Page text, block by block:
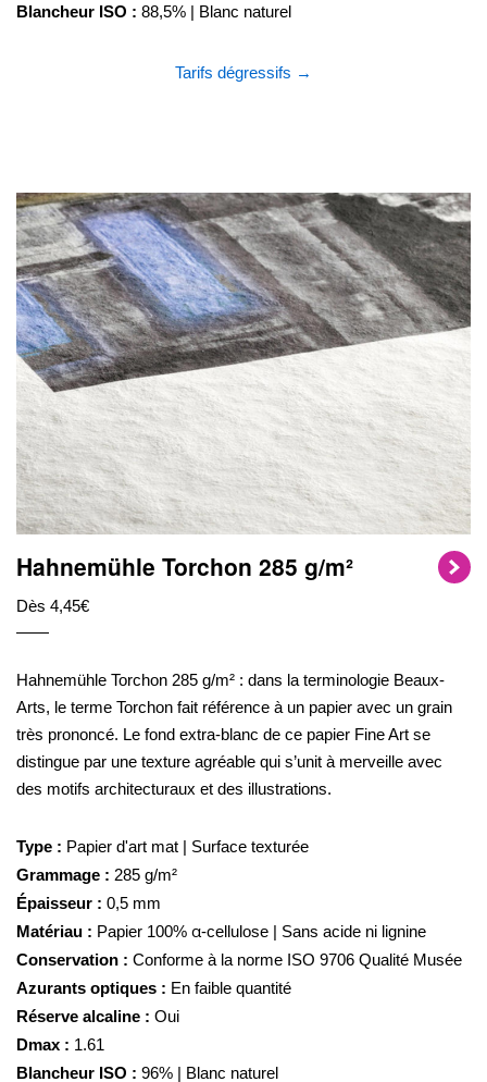
Blancheur ISO : 88,5% | Blanc naturel
Tarifs dégressifs →
Hahnemühle Torchon 285 g/m²
Dès 4,45€
Hahnemühle Torchon 285 g/m² : dans la terminologie Beaux-
Arts, le terme Torchon fait référence à un papier avec un grain
très prononcé. Le fond extra-blanc de ce papier Fine Art se
distingue par une texture agréable qui s’unit à merveille avec
des motifs architecturaux et des illustrations.
Type : Papier d'art mat | Surface texturée
Grammage : 285 g/m²
Épaisseur : 0,5 mm
Matériau : Papier 100% α-cellulose | Sans acide ni lignine
Conservation : Conforme à la norme ISO 9706 Qualité Musée
Azurants optiques : En faible quantité
Réserve alcaline : Oui
Dmax : 1.61
Blancheur ISO : 96% | Blanc naturel